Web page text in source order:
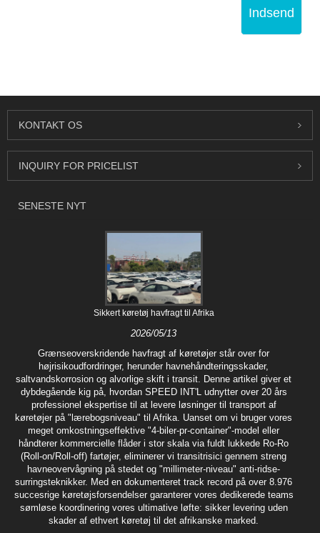
Indsend
KONTAKT OS
INQUIRY FOR PRICELIST
SENESTE NYT
Sikkert køretøj havfragt til Afrika
2026/05/13
Grænseoverskridende havfragt af køretøjer står over for
højrisikoudfordringer, herunder havnehåndteringsskader,
saltvandskorrosion og alvorlige skift i transit. Denne artikel giver et
dybdegående kig på, hvordan SPEED INT'L udnytter over 20 års
professionel ekspertise til at levere løsninger til transport af
køretøjer på "lærebogsniveau" til Afrika. Uanset om vi bruger vores
meget omkostningseffektive "4-biler-pr-container"-model eller
håndterer kommercielle flåder i stor skala via fuldt lukkede Ro-Ro
(Roll-on/Roll-off) fartøjer, eliminerer vi transitrisici gennem streng
havneovervågning på stedet og "millimeter-niveau" anti-ridse-
surringsteknikker. Med en dokumenteret track record på over 8.976
succesrige køretøjsforsendelser garanterer vores dedikerede teams
sømløse koordinering vores ultimative løfte: sikker levering uden
skader af ethvert køretøj til det afrikanske marked.